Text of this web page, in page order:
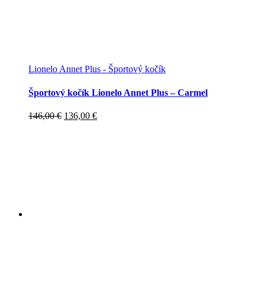
Lionelo Annet Plus - Športový kočík
Športový kočík Lionelo Annet Plus – Carmel
146,00 € Pôvodná
136,00 €Aktuálna